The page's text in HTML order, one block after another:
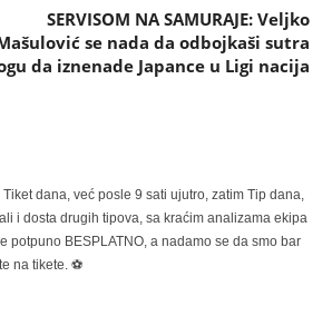
SERVISOM NA SAMURAJE: Veljko
se nada da odbojkaši sutra
da iznenade Japance u Ligi nacija
dana, već posle 9 sati ujutro, zatim Tip dana,
i dosta drugih tipova, sa kraćim analizama ekipa
BESPLATNO, a nadamo se da smo bar
na tikete. ⚽